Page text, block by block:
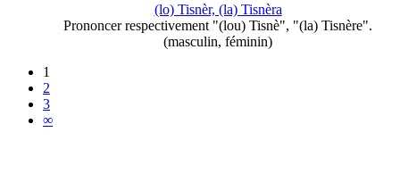
(lo) Tisnèr, (la) Tisnèra
Prononcer respectivement "(lou) Tisnè", "(la) Tisnère".
(masculin, féminin)
1
2
3
∞